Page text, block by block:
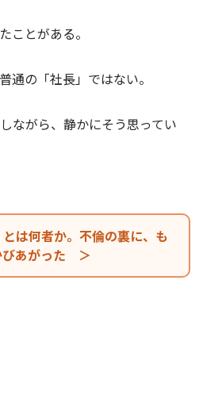
ことがある。
通の「社長」ではない。
ながら、静かにそう思ってい
は何者か。不倫の裏に、も
びあがった ＞